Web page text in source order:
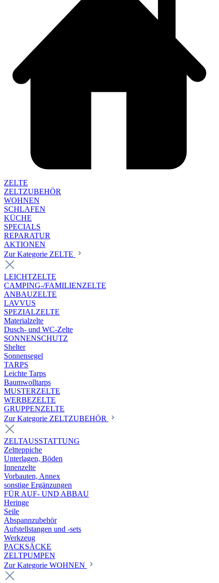
ZELTE
ZELTZUBEHÖR
WOHNEN
SCHLAFEN
KÜCHE
SPECIALS
REPARATUR
AKTIONEN
Zur Kategorie ZELTE
LEICHTZELTE
CAMPING-/FAMILIENZELTE
ANBAUZELTE
LAVVUS
SPEZIALZELTE
Materialzelte
Dusch- und WC-Zelte
SONNENSCHUTZ
Shelter
Sonnensegel
TARPS
Leichte Tarps
Baumwolltarps
MUSTERZELTE
WERBEZELTE
GRUPPENZELTE
Zur Kategorie ZELTZUBEHÖR
ZELTAUSSTATTUNG
Zeltteppiche
Unterlagen, Böden
Innenzelte
Vorbauten, Annex
sonstige Ergänzungen
FÜR AUF- UND ABBAU
Heringe
Seile
Abspannzubehör
Aufstellstangen und -sets
Werkzeug
PACKSÄCKE
ZELTPUMPEN
Zur Kategorie WOHNEN